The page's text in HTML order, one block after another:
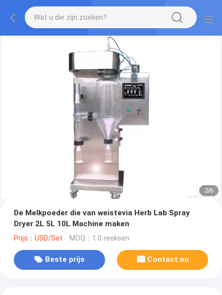
2/6
De Melkpoeder die van weistevia Herb Lab Spray
Dryer 2L 5L 10L Machine maken
Prijs：USD/Set MOQ：1.0 reeksen
Beste prijs Contact nu